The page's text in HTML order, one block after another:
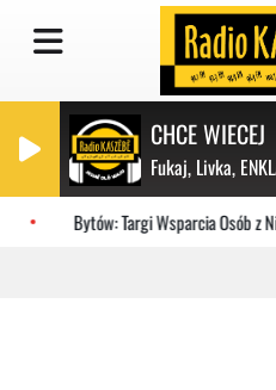
CHCE WIECEJ
Fukaj, Livka,
Bytów: Targi Wsparcia Osób z